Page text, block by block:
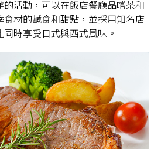
活動，可以在飯店餐廳品嚐茶和
材的鹹食和甜點，並採用知名店
時享受日式與西式風味。